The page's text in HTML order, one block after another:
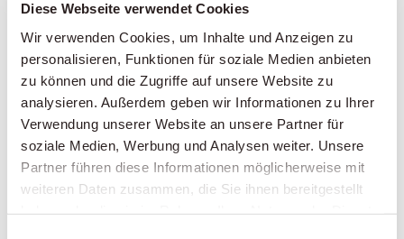
Diese Webseite verwendet Cookies
Wir verwenden Cookies, um Inhalte und Anzeigen zu
personalisieren, Funktionen für soziale Medien anbieten
zu können und die Zugriffe auf unsere Website zu
analysieren. Außerdem geben wir Informationen zu Ihrer
Verwendung unserer Website an unsere Partner für
soziale Medien, Werbung und Analysen weiter. Unsere
Partner führen diese Informationen möglicherweise mit
weiteren Daten zusammen, die Sie ihnen bereitgestellt
Haushaltshilfe: Unterstützung im Haushalt,
Wäsche waschen, leichte Reinigungsarbeiten
Begleitung ausser Haus: Arztbesuche, Einkäufe,
Spaziergänge, Kulturveranstaltungen – immer an
Einkaufen und Mahlzeiten zubereiten: Frische,
gesunde Ernährung nach Ihrem Geschmack
Grundpflege: Unterstützung bei der Körperpflege,
beim An- und Auskleiden, Hilfe bei der Mobilität